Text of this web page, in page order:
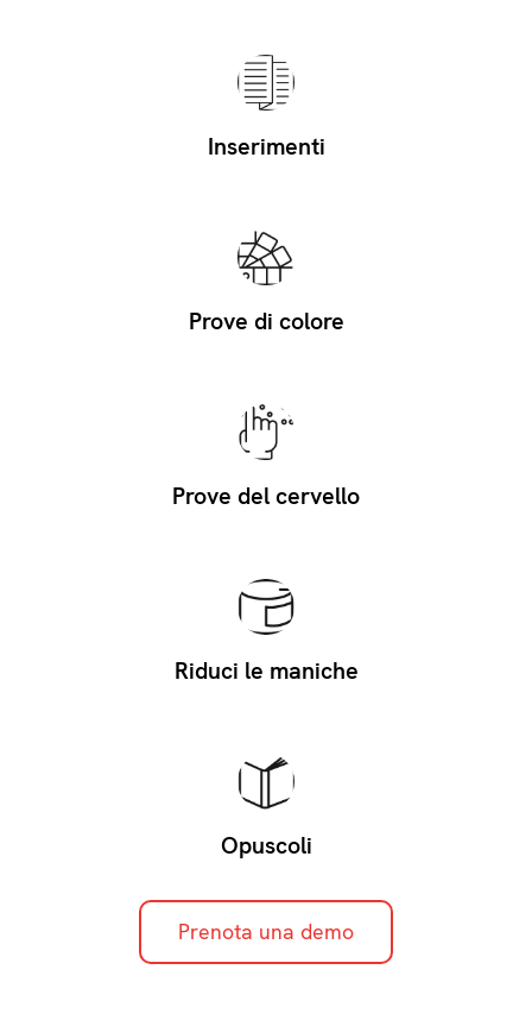
Inserimenti
Prove di colore
Prove del cervello
Riduci le maniche
Opuscoli
Prenota una demo